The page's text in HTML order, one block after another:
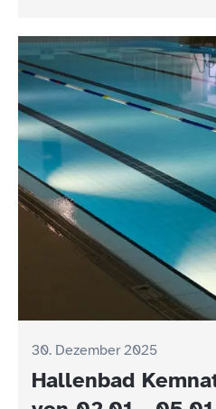
30. Dezember 2025
Hallenbad